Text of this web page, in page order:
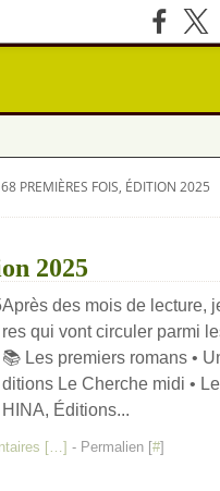
68 PREMIÈRES FOIS, ÉDITION 2025
2025
Après des mois de lecture,
res qui vont circuler parmi
📚 Les premiers romans •
ditions Le Cherche midi •
HINA, Éditions...
[…] - Permalien [#]